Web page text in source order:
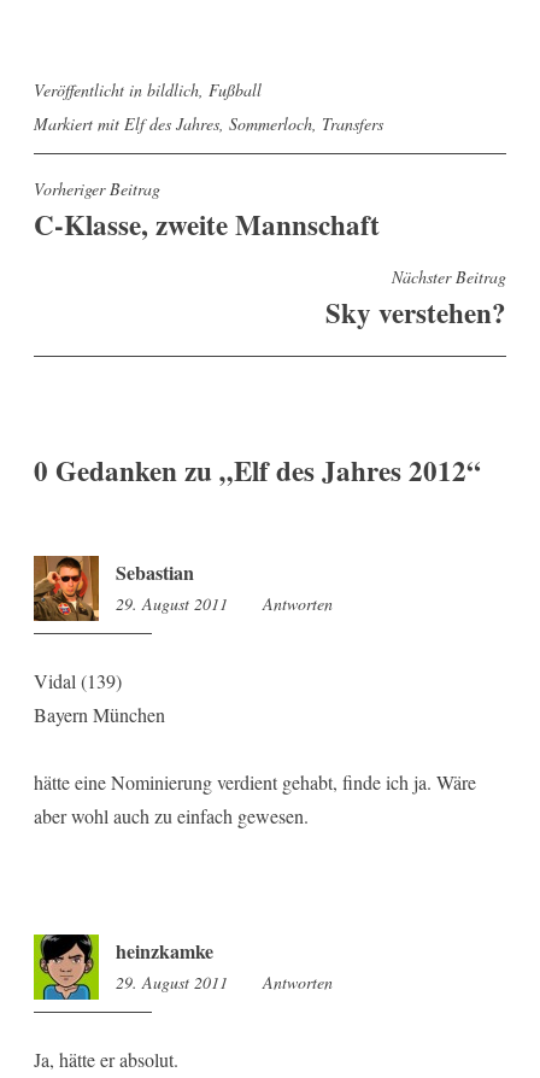
Veröffentlicht in bildlich Fußball
Markiert mit Elf des Jahres, Sommerloch, Transfers
Beitragsnavigation
Vorheriger Beitrag
C-Klasse, zweite Mannschaft
Nächster Beitrag
Sky verstehen?
0 Gedanken zu „Elf des Jahres 2012“
Sebastian
29. August 2011 14:03
Antworten
Vidal (139)
Bayern München
hätte eine Nominierung verdient gehabt, finde ich ja. Wäre
aber wohl auch zu einfach gewesen.
heinzkamke
29. August 2011 21:12
Antworten
Ja, hätte er absolut.